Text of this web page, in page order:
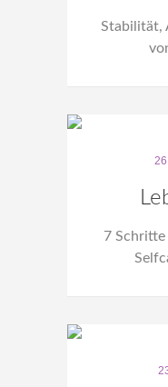
Stabilität,
7 Schritte